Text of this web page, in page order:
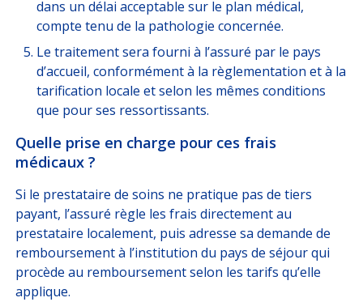
dans un délai acceptable sur le plan médical,
compte tenu de la pathologie concernée.
Le traitement sera fourni à l’assuré par le pays
d’accueil, conformément à la règlementation et à la
tarification locale et selon les mêmes conditions
que pour ses ressortissants.
Quelle prise en charge pour ces frais
médicaux ?
Si le prestataire de soins ne pratique pas de tiers
payant, l’assuré règle les frais directement au
prestataire localement, puis adresse sa demande de
remboursement à l’institution du pays de séjour qui
procède au remboursement selon les tarifs qu’elle
applique.